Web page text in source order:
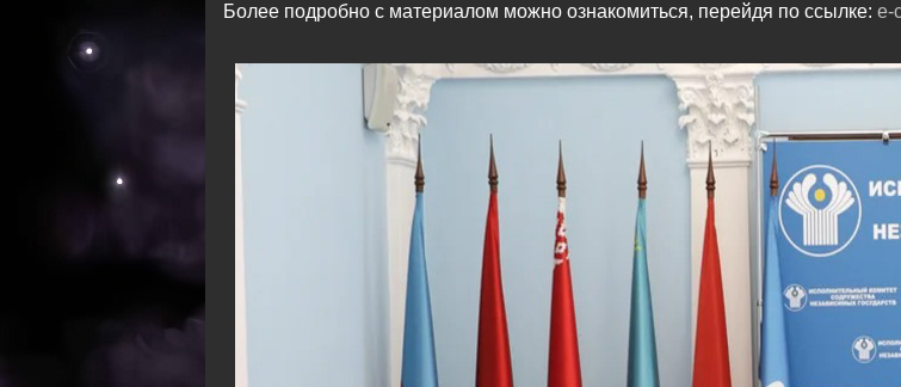
Более подробно с материалом можно ознакомиться, перейдя по ссылке: e-